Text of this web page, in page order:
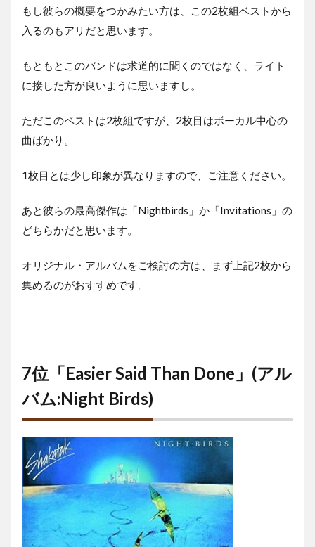
もし彼らの概要をつかみたい方は、この2枚組ベストから
入るのもアリだと思います。
もともとこのバンドは求道的に聞くのではなく、ライト
に接した方が良いように思いますし。
ただこのベストは2枚組ですが、2枚目はボーカル中心の
曲ばかり。
1枚目とは少し印象が異なりますので、ご注意ください。
あと彼らの最高傑作は「Nightbirds」か「Invitations」の
どちらかだと思います。
オリジナル・アルバムをご検討の方は、まず上記2枚から
集めるのがおすすめです。
7位「Easier Said Than Done」(アル
バム:Night Birds)